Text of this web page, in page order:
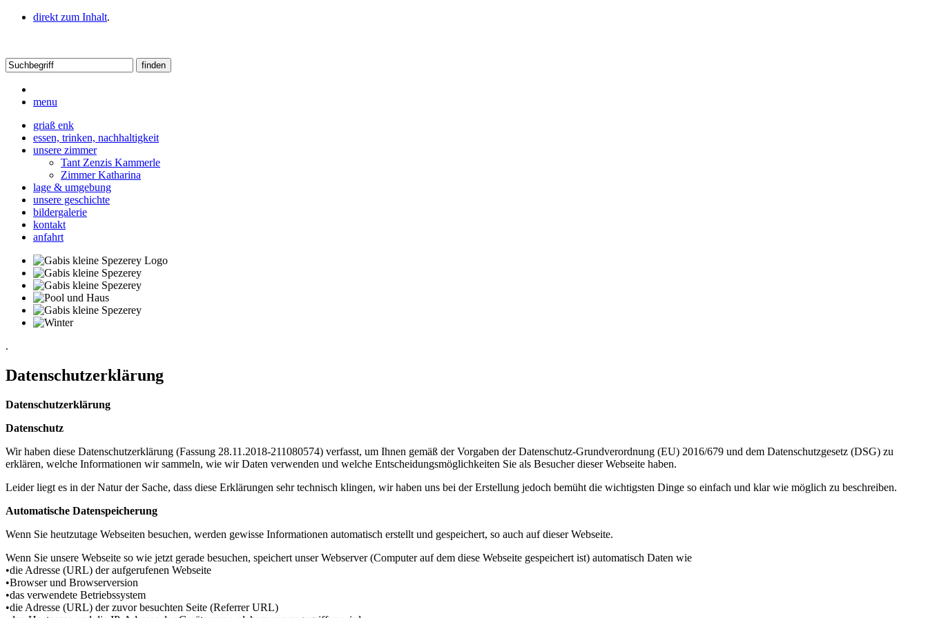
direkt zum Inhalt.
menu
griaß enk
essen, trinken, nachhaltigkeit
unsere zimmer
Tant Zenzis Kammerle
Zimmer Katharina
lage & umgebung
unsere geschichte
bildergalerie
kontakt
anfahrt
.
Datenschutzerklärung
Datenschutzerklärung
Datenschutz
Wir haben diese Datenschutzerklärung (Fassung 28.11.2018-211080574) verfasst, um Ihnen gemäß der Vorgaben der Datenschutz-Grundverordnung (EU) 2016/679 und dem Datenschutzgesetz (DSG) zu
erklären, welche Informationen wir sammeln, wie wir Daten verwenden und welche Entscheidungsmöglichkeiten Sie als Besucher dieser Webseite haben.
Leider liegt es in der Natur der Sache, dass diese Erklärungen sehr technisch klingen, wir haben uns bei der Erstellung jedoch bemüht die wichtigsten Dinge so einfach und klar wie möglich zu beschreiben.
Automatische Datenspeicherung
Wenn Sie heutzutage Webseiten besuchen, werden gewisse Informationen automatisch erstellt und gespeichert, so auch auf dieser Webseite.
Wenn Sie unsere Webseite so wie jetzt gerade besuchen, speichert unser Webserver(Computerauf dem diese Webseite gespeichert ist) automatisch Daten wie
•die Adresse (URL) der aufgerufenen Webseite
•Browser und Browserversion
•das verwendete Betriebssystem
•die Adresse (URL) der zuvor besuchten Seite (Referrer URL)